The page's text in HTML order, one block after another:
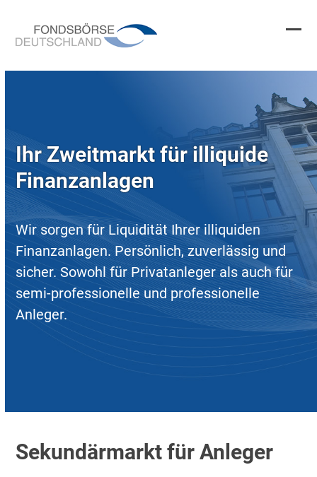
content
Ihr Zweitmarkt für illiquide
Finanzanlagen
Wir sorgen für Liquidität Ihrer illiquiden
Finanzanlagen. Persönlich, zuverlässig und
sicher. Sowohl für Privatanleger als auch für
semi-professionelle und professionelle
Anleger.
Sekundärmarkt für Anleger